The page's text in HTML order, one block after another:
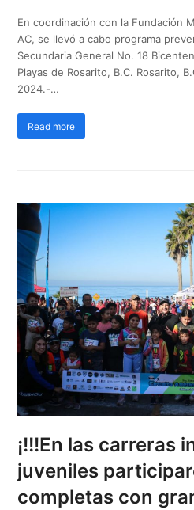
En coordinación con la Fundación
AC, se llevó a cabo programa
Secundaria General No. 18
Playas de Rosarito, B.C. Rosarito,
2024.-…
Read more
¡!!!En las carreras
juveniles
completas con